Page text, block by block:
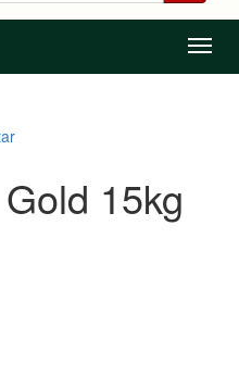
Menu
15kg